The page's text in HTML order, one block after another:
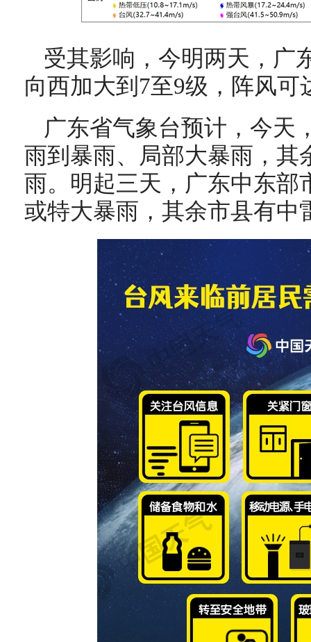
受其影响，今明两天，广
向西加大到7至9级，阵风可
广东省气象台预计，今天
雨到暴雨、局部大暴雨，其
雨。明起三天，广东中东部
或特大暴雨，其余市县有中